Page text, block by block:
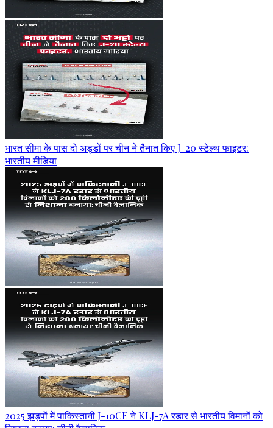
भारत सीमा के पास दो अड्डों पर चीन ने तैनात किए J-20 स्टेल्थ फाइटर:
भारतीय मीडिया
2025 झड़पों में पाकिस्तानी J-10CE ने KLJ-7A रडार से भारतीय विमानों को